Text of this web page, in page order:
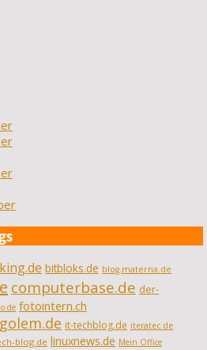
bitbloks.de blog.materna.de
computerbase.de der-
fotointern.ch
golem.de it-techblog.de iteratec.de
blog.de linuxnews.de Mein Office